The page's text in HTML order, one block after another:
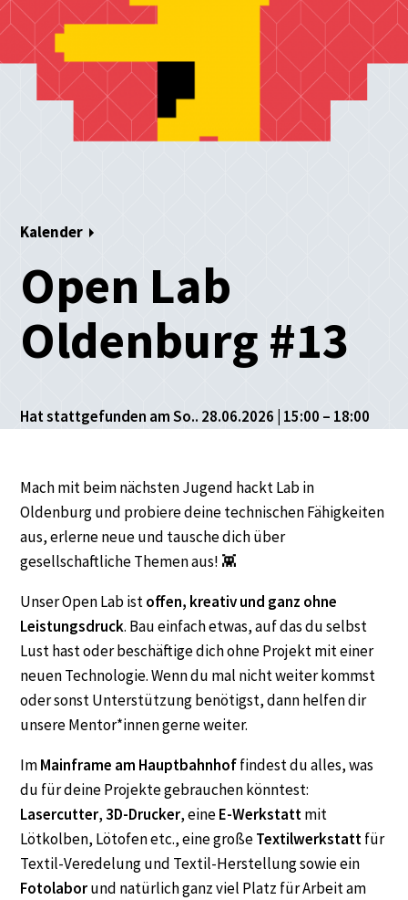
Kalender
Open Lab
Oldenburg #13
Hat stattgefunden am So.. 28.06.2026 | 15:00 – 18:00
Mach mit beim nächsten Jugend hackt Lab in
Oldenburg und probiere deine technischen Fähigkeiten
aus, erlerne neue und tausche dich über
gesellschaftliche Themen aus! 👾
Unser Open Lab istoffen, kreativ und ganz ohne
Leistungsdruck. Bau einfach etwas, auf das du selbst
Lust hast oder beschäftige dich ohne Projekt mit einer
neuen Technologie. Wenn du mal nicht weiter kommst
oder sonst Unterstützung benötigst, dann helfen dir
unsere Mentor*innen gerne weiter.
ImMainframe am Hauptbahnhoffindest du alles, was
du für deine Projekte gebrauchen könntest:
Lasercutter,3D-Drucker, eineE-Werkstattmit
Lötkolben, Lötofen etc., eine großeTextilwerkstattfür
Textil-Veredelung und Textil-Herstellung sowie ein
Fotolaborund natürlich ganz viel Platz für Arbeit am